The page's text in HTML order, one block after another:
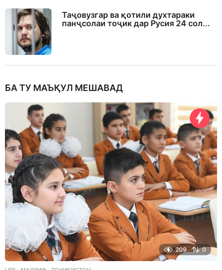
Таҷовузгар ва қотили духтараки
панҷсолаи тоҷик дар Русия 24 сол...
БА ТУ МАЪҚУЛ МЕШАВАД
209 0